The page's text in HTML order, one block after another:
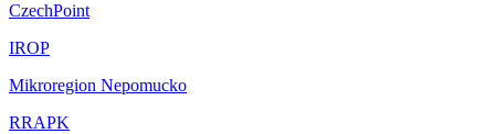
CzechPoint
IROP
Mikroregion Nepomucko
RRAPK